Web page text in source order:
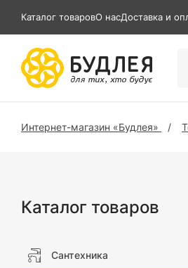
Каталог товаровО насДоставка и
Интернет-магазин «Будлея»
Каталог товаров
Сантехника